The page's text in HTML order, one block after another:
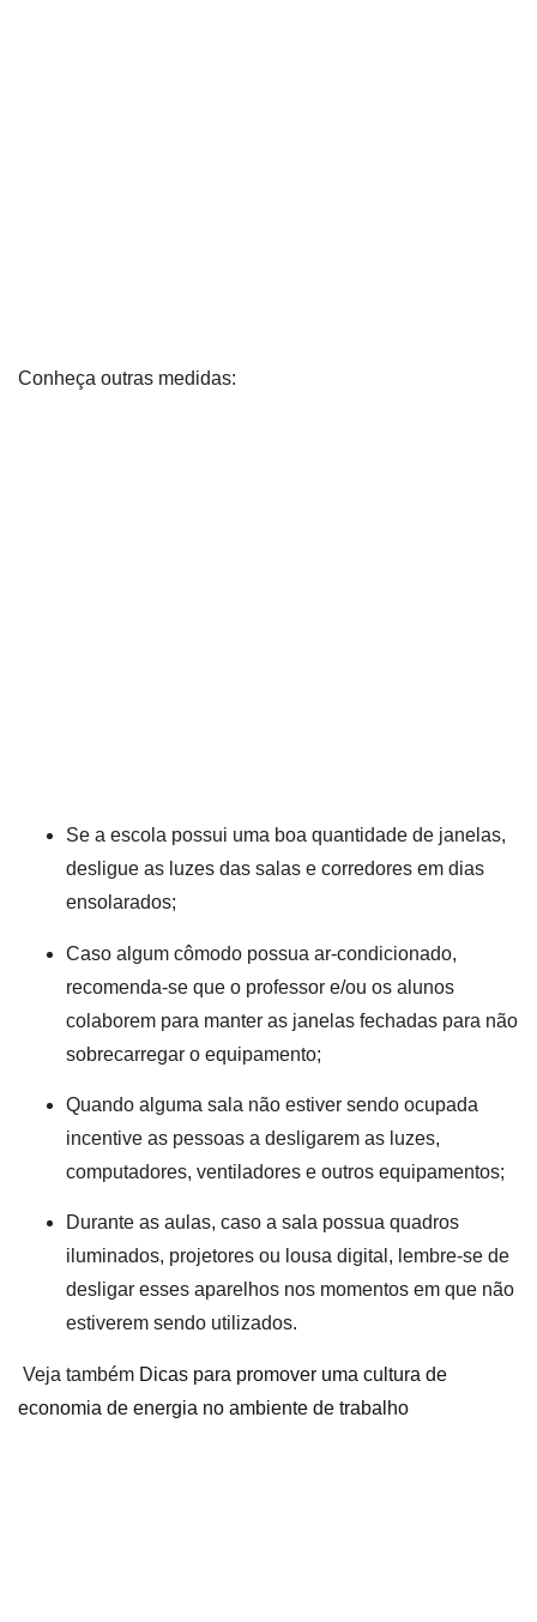
Conheça outras medidas:
Se a escola possui uma boa quantidade de janelas,
desligue as luzes das salas e corredores em dias
ensolarados;
Caso algum cômodo possua ar-condicionado,
recomenda-se que o professor e/ou os alunos
colaborem para manter as janelas fechadas para não
sobrecarregar o equipamento;
Quando alguma sala não estiver sendo ocupada
incentive as pessoas a desligarem as luzes,
computadores, ventiladores e outros equipamentos;
Durante as aulas, caso a sala possua quadros
iluminados, projetores ou lousa digital, lembre-se de
desligar esses aparelhos nos momentos em que não
estiverem sendo utilizados.
Veja também Dicas para promover uma cultura de
economia de energia no ambiente de trabalho